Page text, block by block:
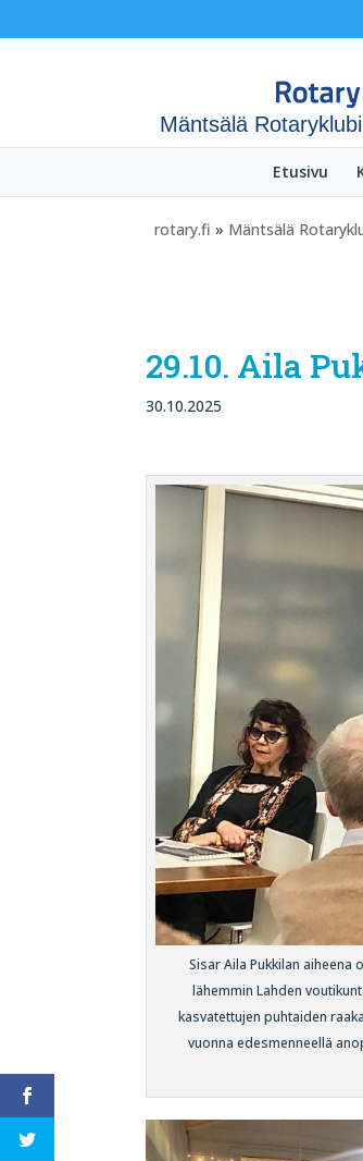
Mäntsälä Rotaryklubi
Etusivu
rotary.fi » Mäntsälä
29.10. Aila
30.10.2025
Sisar Aila Pukkilan
lähemmin Lahden
kasvatettujen puhtaiden
vuonna edesmenneellä